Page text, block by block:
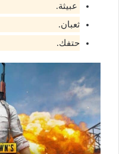
عبيثة.
ثعبان.
حتفك.